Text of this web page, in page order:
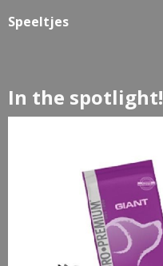
Speeltjes
In the spotlight!